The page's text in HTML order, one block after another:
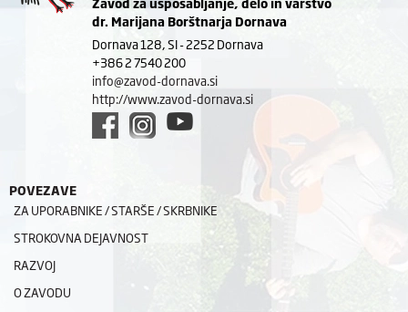
dr. Marijana Borštnarja Dornava
Dornava 128, SI - 2252 Dornava
+386 2 7540 200
info@zavod-dornava.si
http://www.zavod-dornava.si
POVEZAVE
ZA UPORABNIKE / STARŠE / SKRBNIKE
STROKOVNA DEJAVNOST
RAZVOJ
O ZAVODU